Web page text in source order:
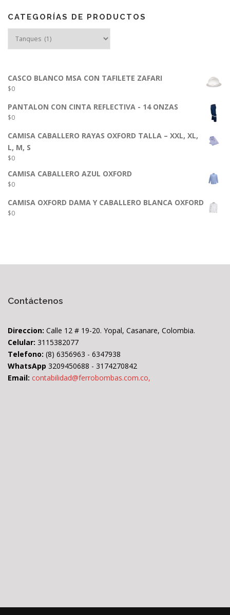
CATEGORÍAS DE PRODUCTOS
CASCO BLANCO MSA CON TAFILETE ZAFARI
$0
PANTALON CON CINTA REFLECTIVA - 14 ONZAS
$0
CAMISA CABALLERO RAYAS OXFORD TALLA – XXL, XL,
L, M, S
$0
CAMISA CABALLERO AZUL OXFORD
$0
CAMISA OXFORD DAMA Y CABALLERO BLANCA OXFORD
$0
Contáctenos
Direccion: Calle 12 # 19-20. Yopal, Casanare, Colombia.
Celular: 3115382077
Telefono: (8) 6356963 - 6347938
WhatsApp 3209450688 - 3174270842
Email: contabilidad@ferrobombas.com.co,